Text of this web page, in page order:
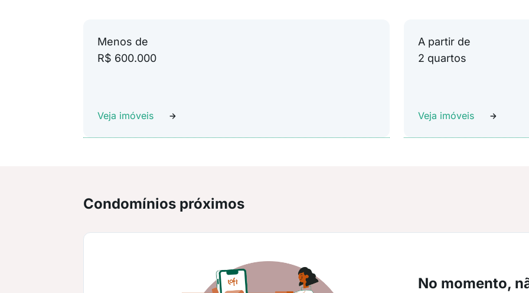
Menos de
R$ 600.000
Veja imóveis
A partir de
2 quartos
Veja imóveis
Condomínios próximos
No momento,